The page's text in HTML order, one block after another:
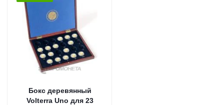
Бокс деревянный
Volterra Uno для 23